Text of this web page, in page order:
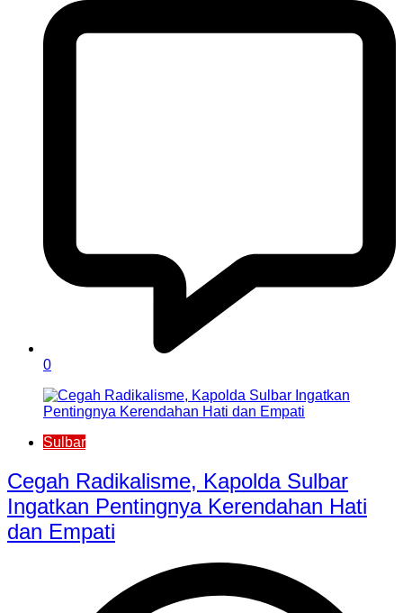
0
Sulbar
Cegah Radikalisme, Kapolda Sulbar
Ingatkan Pentingnya Kerendahan Hati
dan Empati